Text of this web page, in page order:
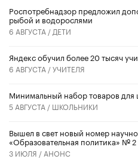
Роспотребнадзор предложил
рыбой и водорослями
6 АВГУСТА / ДЕТИ
​Яндекс обучил более 20 тысяч
6 АВГУСТА /УЧИТЕЛЯ
Минимальный набор товаров
5 АВГУСТА / ШКОЛЬНИКИ
Вышел в свет новый номер
«Образовательная политика» №
3 ИЮЛЯ / АНОНС